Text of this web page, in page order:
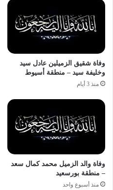
وفاة شقيق الزميلين عادل سيد
وخليفة سيد – منطقة أسيوط
منذ 3 أيام
وفاة والد الزميل محمد كمال سعد
– منطقة بورسعيد
منذ أسبوع واحد